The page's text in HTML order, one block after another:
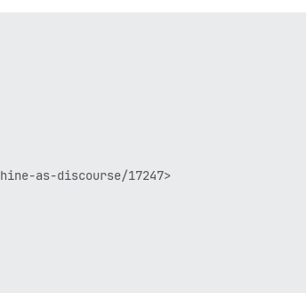
as-discourse/17247>